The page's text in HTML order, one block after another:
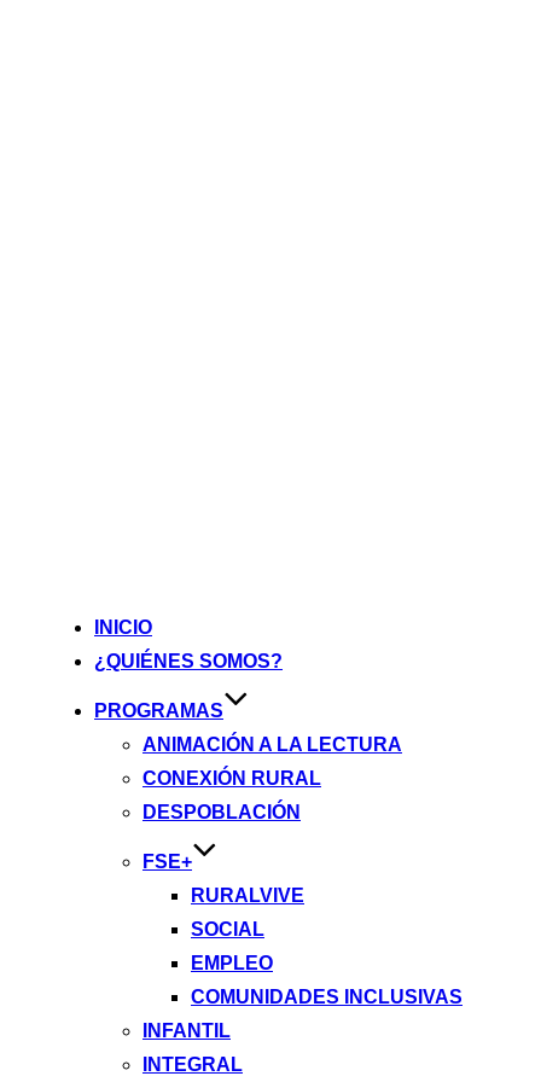
INICIO
¿QUIÉNES SOMOS?
PROGRAMAS
ANIMACIÓN A LA LECTURA
CONEXIÓN RURAL
DESPOBLACIÓN
FSE+
RURALVIVE
SOCIAL
EMPLEO
COMUNIDADES INCLUSIVAS
INFANTIL
INTEGRAL